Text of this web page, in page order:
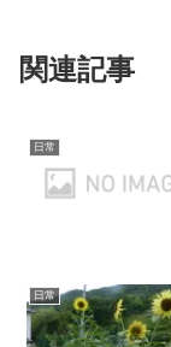
関連記事
日常
日常